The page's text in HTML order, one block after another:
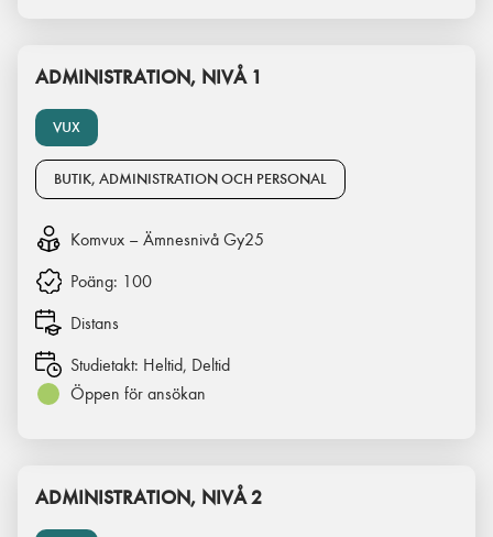
VUX
ADMINISTRATION, NIVÅ 1
BUTIK, ADMINISTRATION OCH PERSONAL
Komvux – Ämnesnivå Gy25
Poäng: 100
Distans
Studietakt: Heltid, Deltid
Öppen för ansökan
ADMINISTRATION, NIVÅ 2